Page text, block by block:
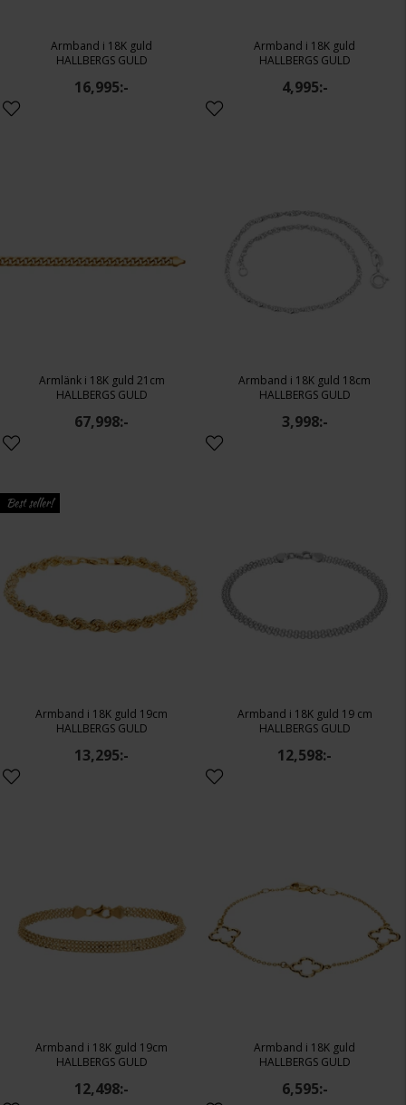
Armband i 18K guld
HALLBERGS GULD
16,995:-
Armband i 18K guld
HALLBERGS GULD
4,995:-
Armlänk i 18K guld 21cm
HALLBERGS GULD
67,998:-
Armband i 18K guld 18cm
HALLBERGS GULD
3,998:-
Best seller!
Armband i 18K guld 19cm
HALLBERGS GULD
13,295:-
Armband i 18K guld 19 cm
HALLBERGS GULD
12,598:-
Armband i 18K guld 19cm
HALLBERGS GULD
12,498:-
Armband i 18K guld
HALLBERGS GULD
6,595:-